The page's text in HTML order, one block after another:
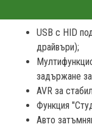
USB с HID
драйвъри);
задържане
AVR за
Функция
Авто